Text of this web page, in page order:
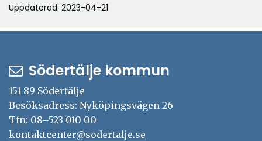
Uppdaterad: 2023-04-21
Södertälje kommun
151 89 Södertälje
Besöksadress: Nyköpingsvägen 26
Tfn: 08–523 010 00
kontaktcenter@sodertalje.se